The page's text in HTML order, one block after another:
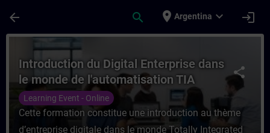
arrow_back search place Argentina expand_more login
Course - Introduction du Digital
share
Introduction du Digital Enterprise dans
le monde de l'automatisation TIA
(Formation à distance)
Learning Event - Online
Cette formation constitue une introduction au thème
d’entreprise digitale dans le monde Totally Integrated